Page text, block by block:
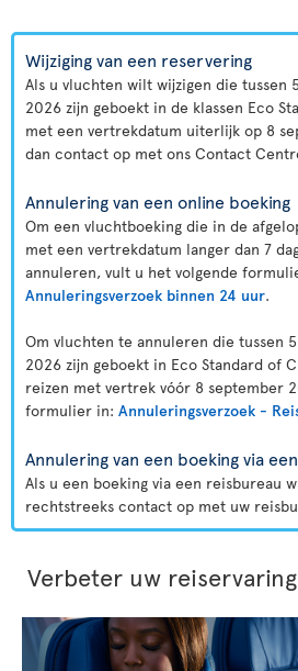
Wijziging van een reservering
Als u vluchten wilt wijzigen die tussen
2026 zijn geboekt in de klassen Eco
met een vertrekdatum uiterlijk op 8
dan contact op met ons Contact
Annulering van een online boeking
Om een vluchtboeking die in de
met een vertrekdatum langer dan 7
annuleren, vult u het volgende
Annuleringsverzoek binnen 24 uur.
Om vluchten te annuleren die tussen
2026 zijn geboekt in Eco Standard of
reizen met vertrek vóór 8 september
formulier in: Annuleringsverzoek -
Annulering van een boeking via
Als u een boeking via een reisbureau
rechtstreeks contact op met uw
Verbeter uw reiservaring